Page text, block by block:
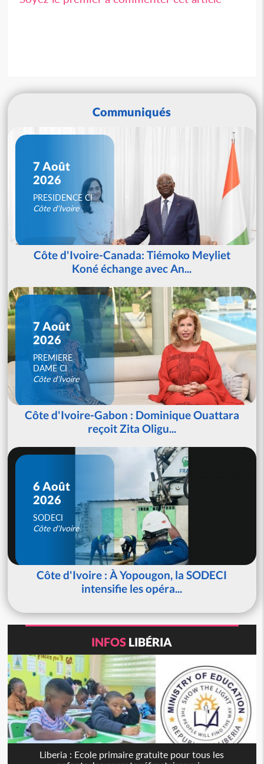
Communiqués
7 Août
2026
PRESIDENCE CI
Côte d'Ivoire
Côte d'Ivoire-Canada: Tiémoko Meyliet
Koné échange avec An...
7 Août
2026
PREMIERE
DAME CI
Côte d'Ivoire
Côte d'Ivoire-Gabon : Dominique Ouattara
reçoit Zita Oligu...
6 Août
2026
SODECI
Côte d'Ivoire
Côte d'Ivoire : À Yopougon, la SODECI
intensifie les opéra...
INFOS LIBÉRIA
Liberia : Ecole primaire gratuite pour tous les